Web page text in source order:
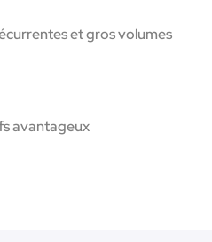
et gros volumes
avantageux